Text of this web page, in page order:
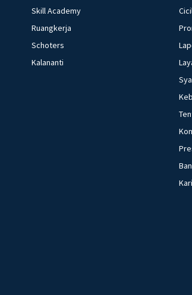
Skill Academy
Ruangkerja
Schoters
Kalananti